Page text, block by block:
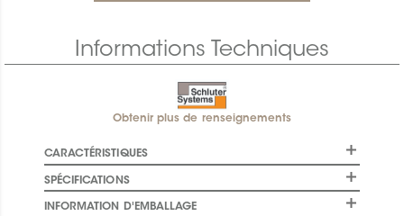
Informations Techniques
Obtenir plus de renseignements
CARACTÉRISTIQUES
SPÉCIFICATIONS
INFORMATION D'EMBALLAGE